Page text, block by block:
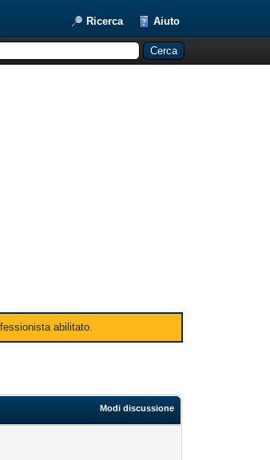
Ricerca Aiuto
abilitato.
Modi discussione